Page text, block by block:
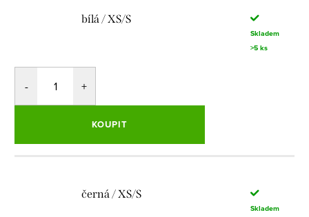
bílá / XS/S
Skladem
>5 ks
KOUPIT
černá / XS/S
Skladem